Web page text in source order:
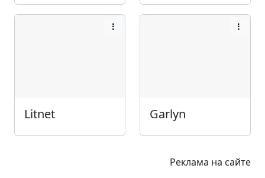
Litnet Garlyn
Реклама на сайте